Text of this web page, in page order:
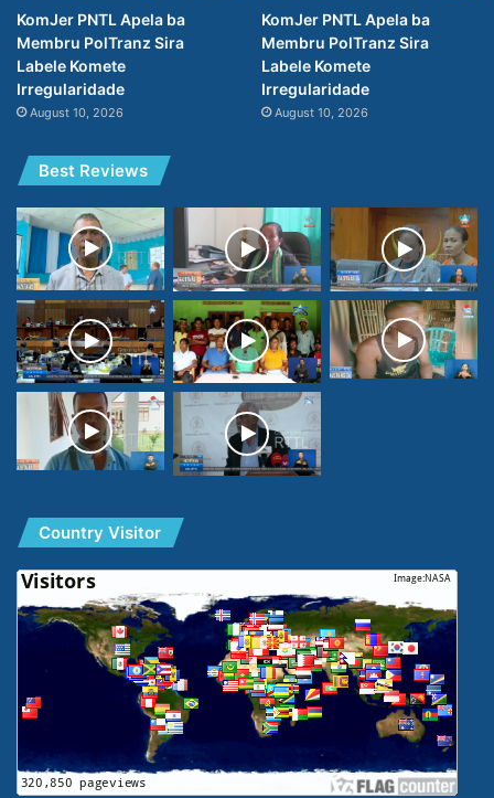
KomJer PNTL Apela ba
Membru PolTranz Sira
Labele Komete
Irregularidade
August 10, 2026
KomJer PNTL Apela ba
Membru PolTranz Sira
Labele Komete
Irregularidade
August 10, 2026
Best Reviews
Country Visitor